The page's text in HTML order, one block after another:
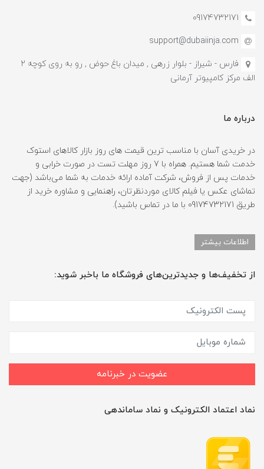
09174732171
support@dubaiinja.com
فارس - شیراز - بلوار زرهی , میدان باغ حوض , رو به روی کوچه 2
الف مرکز کامپیوتر آرمانی
درباره ما
در خریدی آسان با مناسب ترین قیمت های روز بازار کالاهای استوک
خدمت شما هستیم. همراه با 7 روز مهلت تست در صورت خرابی و
خدمات پس از فروش، شرکت آماده ارائه خدمات به شما می‌باشد (جهت
تماشای عکس یا فیلم کالای موردنظرتان، راهنمایی و مشاوره خرید از
طریق 09174732171 با ما در تماس باشید).
اطلاعات بیشتر
از تخفیف‌ها و جدیدترین‌های فروشگاه ما باخبر شوید:
عضویت در خبرنامه
نماد اعتماد الکترونیک و نماد ساماندهی